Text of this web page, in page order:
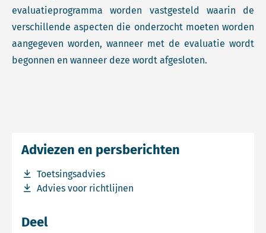
evaluatieprogramma worden vastgesteld waarin de
verschillende aspecten die onderzocht moeten worden
aangegeven worden, wanneer met de evaluatie wordt
begonnen en wanneer deze wordt afgesloten.
Adviezen en persberichten
Toetsingsadvies
Download bestand Toetsingsadvies
Advies voor richtlijnen
Download bestand Advies voor richtlijnen
Deel